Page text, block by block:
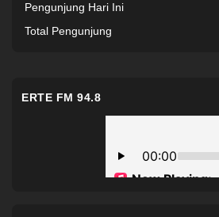
Pengunjung Hari Ini
Total Pengunjung
ERTE FM 94.8